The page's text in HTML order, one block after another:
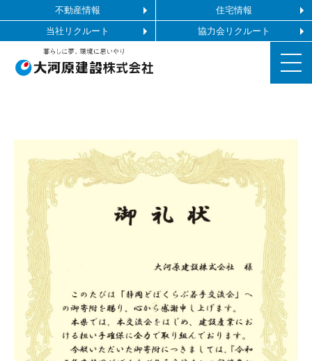
不動産情報
住宅情報
当社リクルート
協力会リクルート
協力会社の皆様へ
お問い合わせ
サイトマップ
施工ギャラリー
企業情報
事業内容